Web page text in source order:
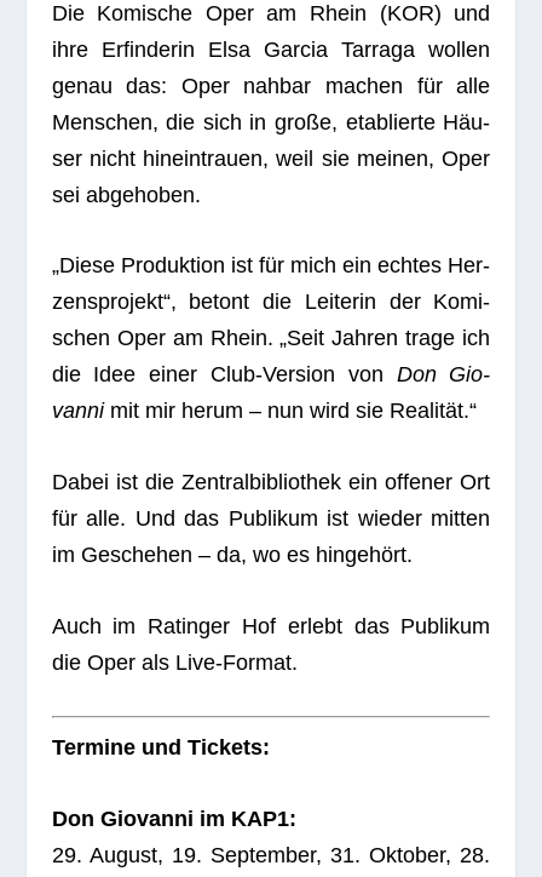
Die Komi­sche Oper am Rhein (KOR) und
ihre Erfin­de­rin Elsa Gar­cia Tar­raga wol­len
genau das: Oper nah­bar machen für alle
Men­schen, die sich in große, eta­blierte Häu­
ser nicht hin­ein­trauen, weil sie mei­nen, Oper
sei abgehoben.
„Diese Pro­duk­tion ist für mich ein ech­tes Her­
zens­pro­jekt“, betont die Lei­te­rin der Komi­
schen Oper am Rhein. „Seit Jah­ren trage ich
die Idee einer Club-Ver­sion von Don Gio­
vannimit mir herum – nun wird sie Realität.“
Dabei ist die Zen­tral­bi­blio­thek ein offe­ner Ort
für alle. Und das Publi­kum ist wie­der mit­ten
im Gesche­hen – da, wo es hingehört.
Auch im Ratin­ger Hof erlebt das Publi­kum
die Oper als Live-Format.
Ter­mine und Tickets:
Don Gio­vanni im KAP1:
29. August, 19. Sep­tem­ber, 31. Okto­ber, 28.